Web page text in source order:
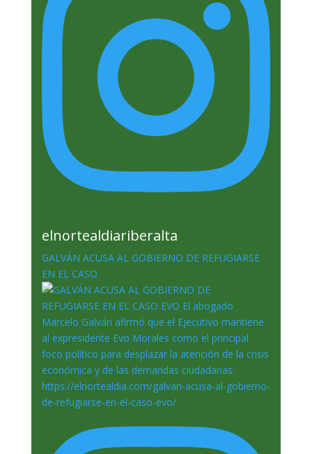
elnortealdiariberalta
GALVÁN ACUSA AL GOBIERNO DE REFUGIARSE
EN EL CASO